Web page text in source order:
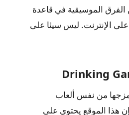
الموسيقية في قاعدة
على الإنترنت. ليس سيئا على
من نفس ألعاب
هذا الموقع يحتوي على